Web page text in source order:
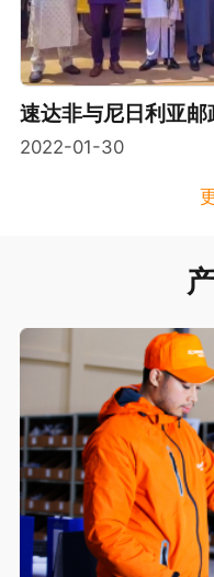
速达非与尼日利亚邮
2022-01-30